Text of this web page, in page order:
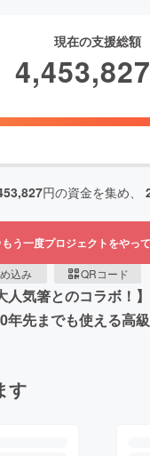
現在の支援総額
4,453,827
円の資金を集め、
もう一度プロジェクトをやっ
込み QRコード
気箸とのコラボ
先までも使える高
す